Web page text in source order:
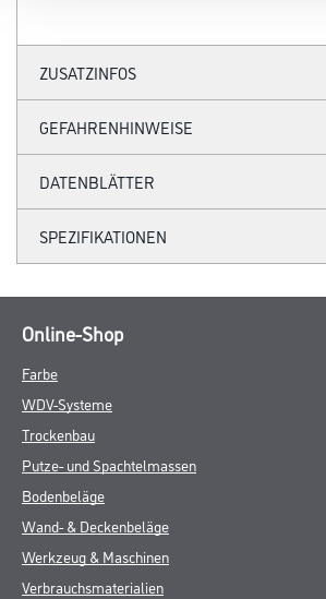
ZUSATZINFOS
GEFAHRENHINWEISE
DATENBLÄTTER
SPEZIFIKATIONEN
Online-Shop
Farbe
WDV-Systeme
Trockenbau
Putze- und Spachtelmassen
Bodenbeläge
Wand- & Deckenbeläge
Werkzeug & Maschinen
Verbrauchsmaterialien